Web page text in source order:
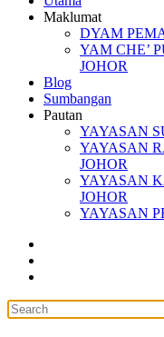
Maklumat
DYAM
YAM CHE’
JOHOR
Blog
Sumbangan
Pautan
YAYASAN
YAYASAN
JOHOR
YAYASAN
JOHOR
YAYASAN